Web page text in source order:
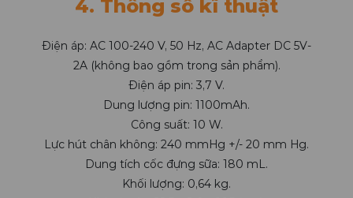
4. Thông số kĩ thuật
Điện áp: AC 100-240 V, 50 Hz, AC Adapter DC 5V-
2A (không bao gồm trong sản phẩm).
Điện áp pin: 3,7 V.
Dung lượng pin: 1100mAh.
Công suất: 10 W.
Lực hút chân không: 240 mmHg +/- 20 mm Hg.
Dung tích cốc đựng sữa: 180 mL.
Khối lượng: 0,64 kg.